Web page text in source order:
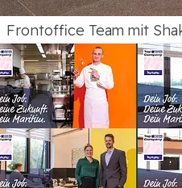
Frontoffice Team mit